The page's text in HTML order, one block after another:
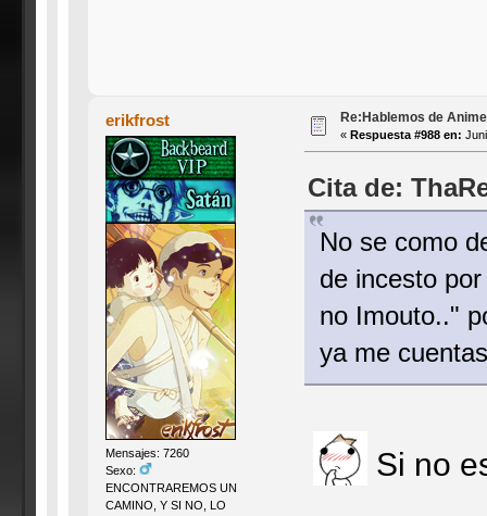
erikfrost
Mensajes: 7260
Sexo:
ENCONTRAREMOS UN
CAMINO, Y SI NO, LO
Re:Hablemos de
« Respuesta #988 en:
Cita de:
No se como
de incesto
no Imouto.."
ya me
Si no